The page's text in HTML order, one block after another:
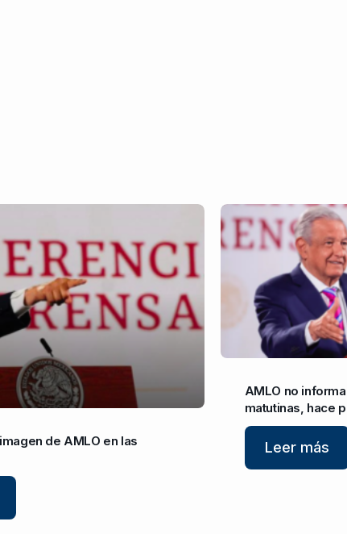
de AMLO en las
AMLO no
matutinas, hace
Leer más